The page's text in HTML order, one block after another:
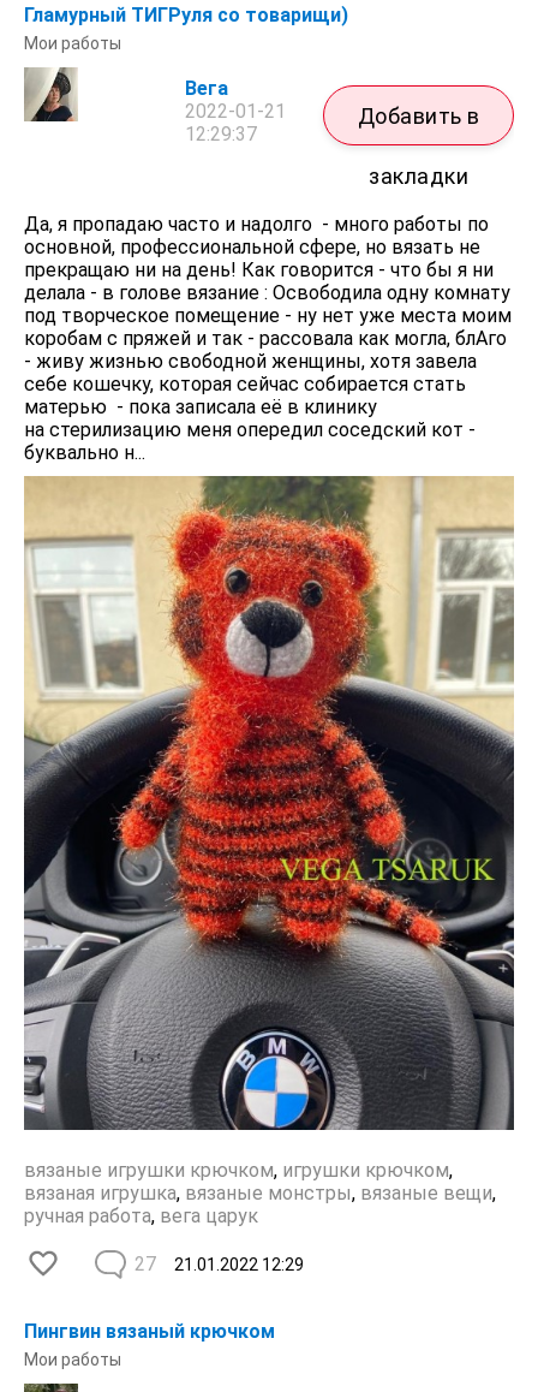
Гламурный ТИГРуля со товарищи)
Мои работы
Вега
2022-01-21
12:29:37
Добавить в
закладки
Да, я пропадаю часто и надолго - много работы по
основной, профессиональной сфере, но вязать не
прекращаю ни на день! Как говорится - что бы я ни
делала - в голове вязание : Освободила одну комнату
под творческое помещение - ну нет уже места моим
коробам с пряжей и так - рассовала как могла, блАго
- живу жизнью свободной женщины, хотя завела
себе кошечку, которая сейчас собирается стать
матерью - пока записала её в клинику
на стерилизацию меня опередил соседский кот -
буквально н...
вязаные игрушки крючком, игрушки крючком,
вязаная игрушка, вязаные монстры, вязаные вещи,
ручная работа, вега царук
21.01.2022 12:29
27
Пингвин вязаный крючком
Мои работы